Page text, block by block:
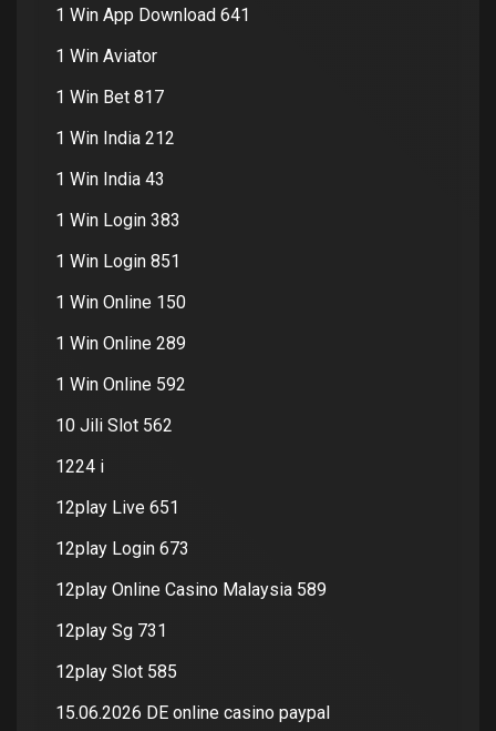
1 Win App Download 641
1 Win Aviator
1 Win Bet 817
1 Win India 212
1 Win India 43
1 Win Login 383
1 Win Login 851
1 Win Online 150
1 Win Online 289
1 Win Online 592
10 Jili Slot 562
1224 i
12play Live 651
12play Login 673
12play Online Casino Malaysia 589
12play Sg 731
12play Slot 585
15.06.2026 DE online casino paypal